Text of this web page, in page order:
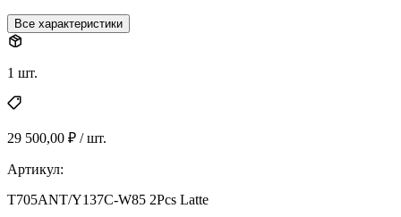
Все характеристики
1 шт.
29 500,00 ₽ / шт.
Артикул:
T705ANT/Y137C-W85 2Pcs Latte